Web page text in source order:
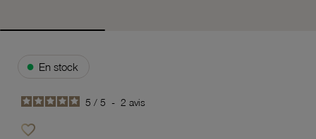
● En stock
5 / 5 - 2 avis
favorite_border